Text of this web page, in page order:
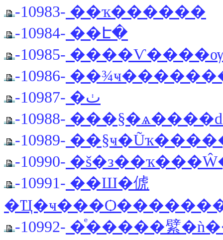
-10983- ��ҡ������
-10984- ��Է�
-10985-
-10986-
-10987-
�ٺ
-10988-
-10989-
-10990-
-10991- ��Ш�俿
-10992- �ͤ�����繴